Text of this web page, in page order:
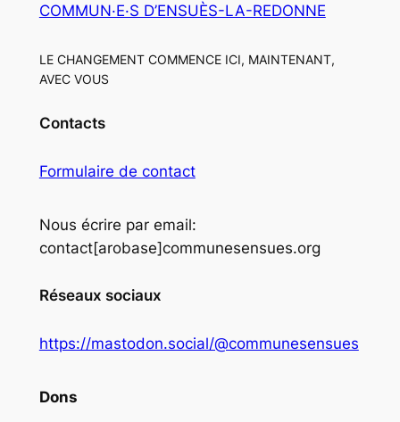
COMMUN·E·S D’ENSUÈS-LA-REDONNE
LE CHANGEMENT COMMENCE ICI, MAINTENANT,
AVEC VOUS
Contacts
Formulaire de contact
Nous écrire par email:
contact[arobase]communesensues.org
Réseaux sociaux
https://mastodon.social/@communesensues
Dons